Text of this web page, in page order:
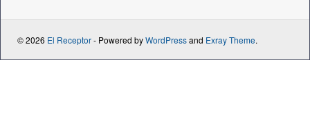
© 2026 El Receptor- Powered byWordPressand Exray Theme.